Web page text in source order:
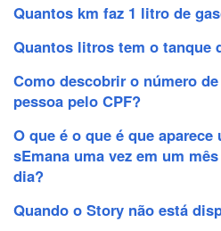
Quantos km faz 1 litro de
Quantos litros tem o tanque
Como descobrir o número
pessoa pelo CPF?
O que é o que é que aparece
sEmana uma vez em um
dia?
Quando o Story não está